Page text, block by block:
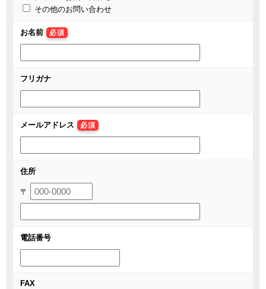
その他のお問い合わせ
お名前 必須
フリガナ
メールアドレス 必須
住所
〒
電話番号
FAX